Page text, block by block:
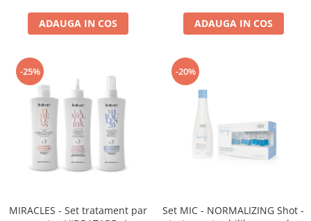
ADAUGA IN COS ADAUGA IN COS
-25%
MIRACLES - Set tratament par
-20%
Set MIC - NORMALIZING Shot -